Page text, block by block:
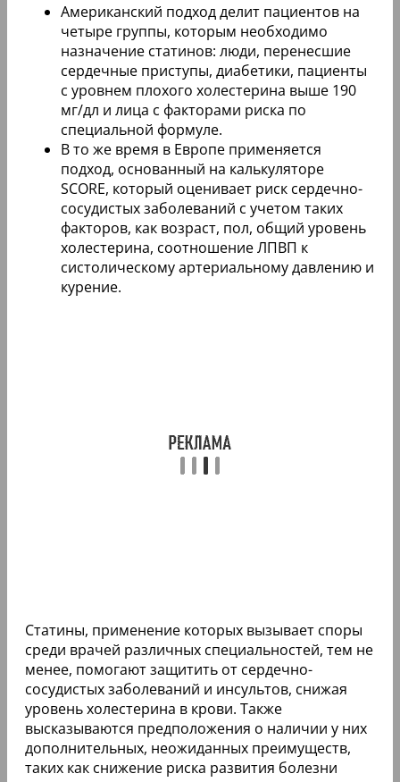
Американский подход делит пациентов на
четыре группы, которым необходимо
назначение статинов: люди, перенесшие
сердечные приступы, диабетики, пациенты
с уровнем плохого холестерина выше 190
мг/дл и лица с факторами риска по
специальной формуле.
В то же время в Европе применяется
подход, основанный на калькуляторе
SCORE, который оценивает риск сердечно-
сосудистых заболеваний с учетом таких
факторов, как возраст, пол, общий уровень
холестерина, соотношение ЛПВП к
систолическому артериальному давлению и
курение.
Статины, применение которых вызывает споры
среди врачей различных специальностей, тем не
менее, помогают защитить от сердечно-
сосудистых заболеваний и инсультов, снижая
уровень холестерина в крови. Также
высказываются предположения о наличии у них
дополнительных, неожиданных преимуществ,
таких как снижение риска развития болезни